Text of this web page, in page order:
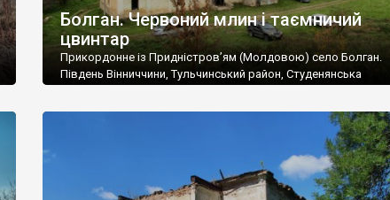
Болган. Червоний млин і таємничий
цвинтар
Прикордонне із Придністров’ям (Молдовою) село Болган.
Південь Вінниччини, Тульчинський район, Студенянська
старовинний цвинтар із кам’яними хрестами. Всі епітафії, які
збереглися, написані кирилицею, церковнослов’янською
мовою. За всіма традиційними ознаками – цвинтар
український. Хрести датуються 19 століттям. У 1924-1940
роках Болган […]